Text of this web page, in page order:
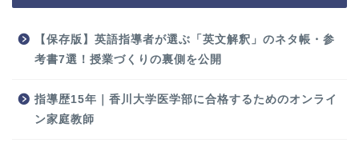
【保存版】英語指導者が選ぶ「英文解釈」のネタ帳・参
考書7選！授業づくりの裏側を公開
指導歴15年｜香川大学医学部に合格するためのオンライ
ン家庭教師